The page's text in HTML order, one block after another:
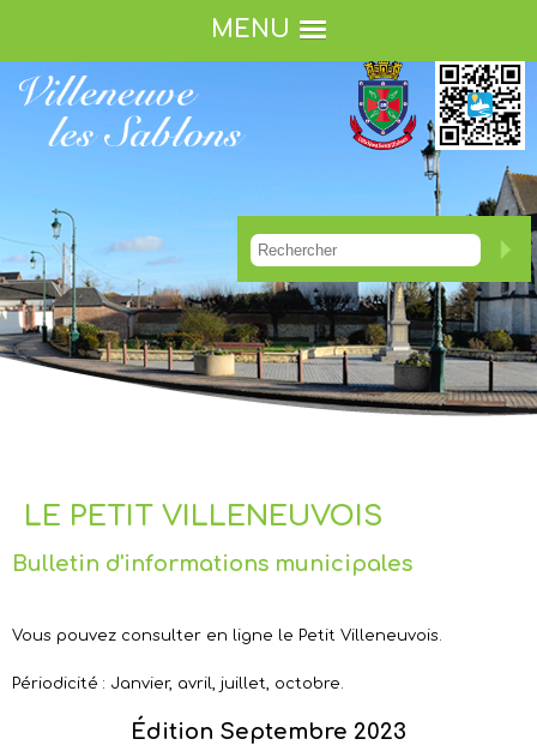
MENU
LE PETIT VILLENEUVOIS
Bulletin d'informations municipales
Vous pouvez consulter en ligne le Petit Villeneuvois.
Périodicité : Janvier, avril, juillet, octobre.
Édition Septembre 2023